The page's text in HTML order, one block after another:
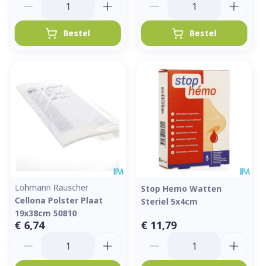
Bestel Bestel
Lohmann Rauscher
Cellona Polster Plaat
19x38cm 50810
€ 6,74
Stop Hemo Watten
Steriel 5x4cm
€ 11,79